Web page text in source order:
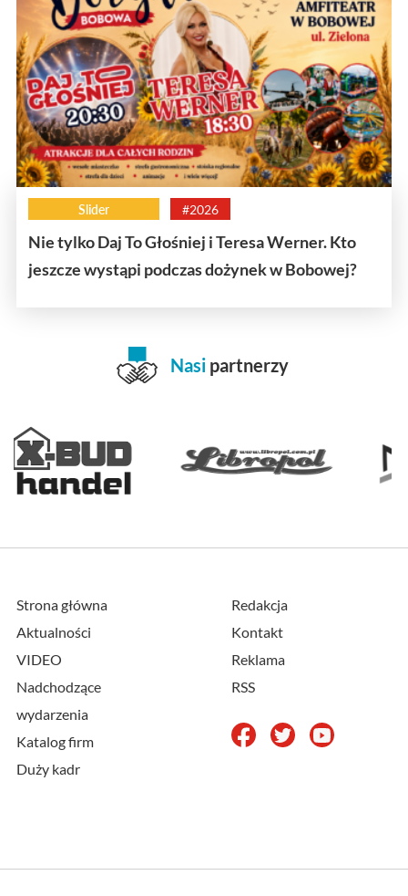
Slider #2026
Nie tylko Daj To Głośniej i Teresa Werner. Kto
jeszcze wystąpi podczas dożynek w Bobowej?
Nasi partnerzy
Strona główna
Aktualności
VIDEO
Nadchodzące
wydarzenia
Katalog firm
Duży kadr
Redakcja
Kontakt
Reklama
RSS